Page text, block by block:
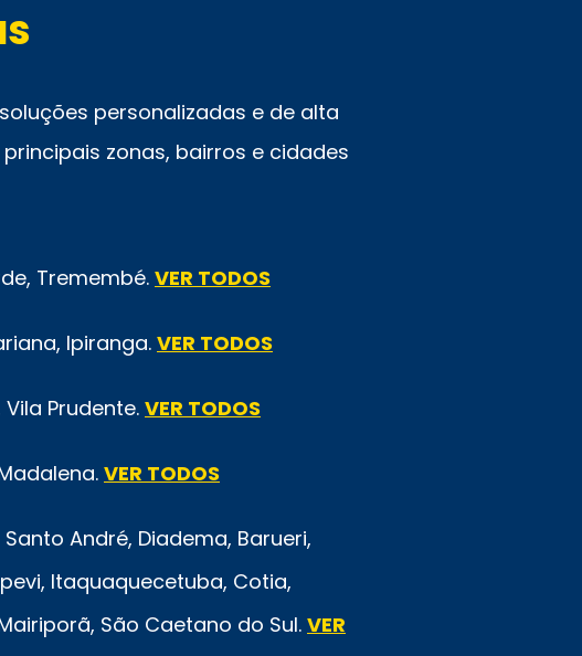
personalizadas e de alta
zonas, bairros e cidades
Tremembé.VER TODOS
Ipiranga. VER TODOS
Prudente. VER TODOS
VER TODOS
André, Diadema, Barueri,
Itaquaquecetuba, Cotia,
São Caetano do Sul. VER